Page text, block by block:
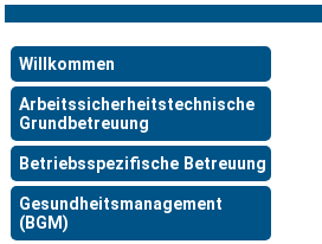
Willkommen
Arbeitssicherheitstechnische
Grundbetreuung
Betriebsspezifische Betreuung
Gesundheitsmanagement
(BGM)